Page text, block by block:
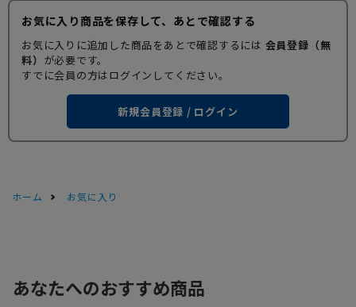
お気に入り商品を保存して、あとで確認する
お気に入りに追加した商品をあとで確認するには 会員登録（無
料） が必要です。
すでに会員の方はログインしてください。
新規会員登録 / ログイン
ホーム お気に入り